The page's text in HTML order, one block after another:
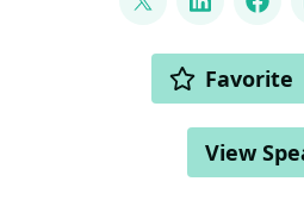
@ragnarh
LinkedIn
ACTIONS Favorite
View